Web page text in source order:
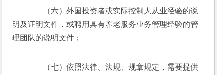
（六）外国投资者或实际控制人从业经验的说
明及证明文件，或聘用具有养老服务业务管理经验的管
理团队的说明文件；
（七）依照法律、法规、规章规定，需要提供